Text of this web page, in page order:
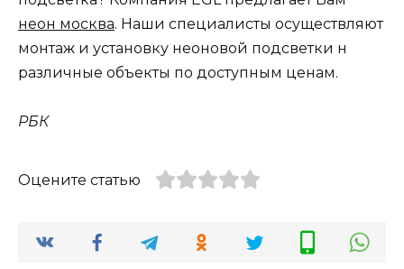
неон москва. Наши специалисты осуществляют
монтаж и установку неоновой подсветки н
различные объекты по доступным ценам.
РБК
Оцените статью